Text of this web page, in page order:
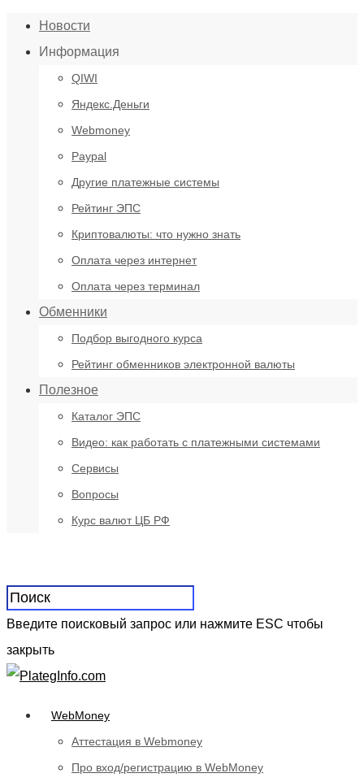
Новости
Информация
QIWI
Яндекс.Деньги
Webmoney
Paypal
Другие платежные системы
Рейтинг ЭПС
Криптовалюты: что нужно знать
Оплата через интернет
Оплата через терминал
Обменники
Подбор выгодного курса
Рейтинг обменников электронной валюты
Полезное
Каталог ЭПС
Видео: как работать с платежными системами
Сервисы
Вопросы
Курс валют ЦБ РФ
Введите поисковый запрос или нажмите ESC чтобы
закрыть
WebMoney
Аттестация в Webmoney
Про вход/регистрацию в WebMoney